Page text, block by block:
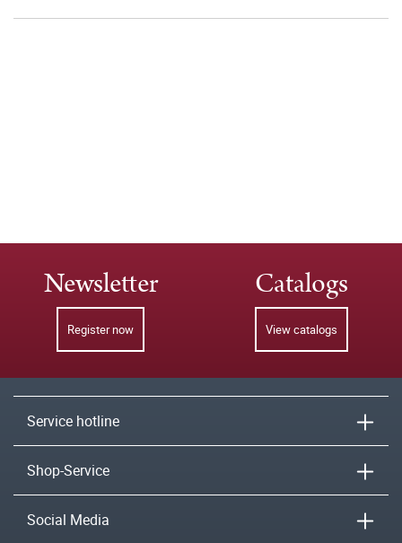
Newsletter
Register now
Catalogs
View catalogs
Service hotline
Shop-Service
Social Media